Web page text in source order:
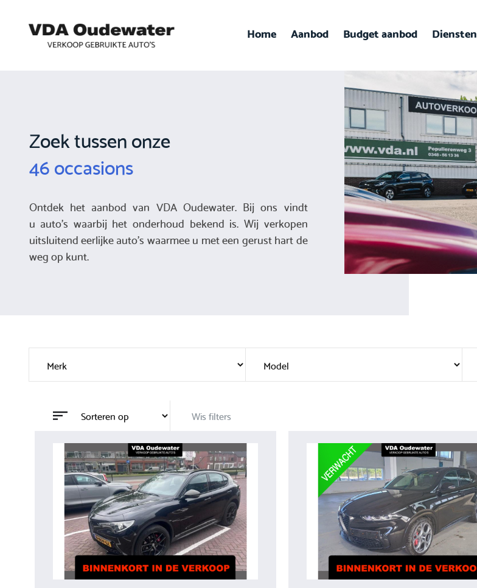
Home Aanbod Budget aanbod Diensten
Zoek tussen onze
46 occasions
Ontdek het aanbod van VDA Oudewater. Bij ons vindt
u auto's waarbij het onderhoud bekend is. Wij verkopen
uitsluitend eerlijke auto's waarmee u met een gerust hart de
weg op kunt.
Wis filters